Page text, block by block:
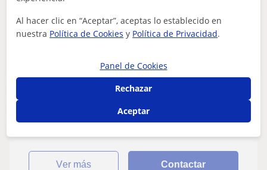
CAE Certificate in Advanced English
Profesor con Experiencia imparte clases
de apoyo a alumnos de todas las edades
Licenciado en Historia con titulación en Inglés nivel B2 y
clases de apoyo a domicil...
ver más Contactar
Al hacer clic en “Aceptar”, aceptas lo establecido en
nuestra Política de Cookies y Política de Privacidad.
Panel de Cookies
Rechazar
Aceptar